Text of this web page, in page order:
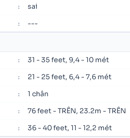
: sai
: ---
: 31 - 35 feet, 9,4 - 10 mét
: 21 - 25 feet, 6,4 - 7,6 mét
: 1 chân
: 76 feet - TRÊN, 23.2m - TRÊN
: 36 - 40 feet, 11 - 12,2 mét